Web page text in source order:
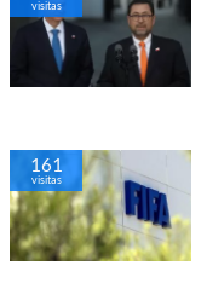
visitas
161
visitas